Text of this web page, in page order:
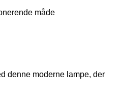
måde
denne moderne lampe, der